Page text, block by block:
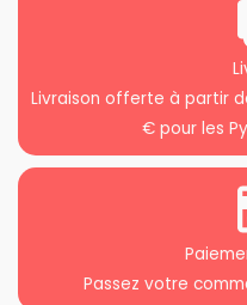
Livraison offerte à partir
€ pour les
Passez votre